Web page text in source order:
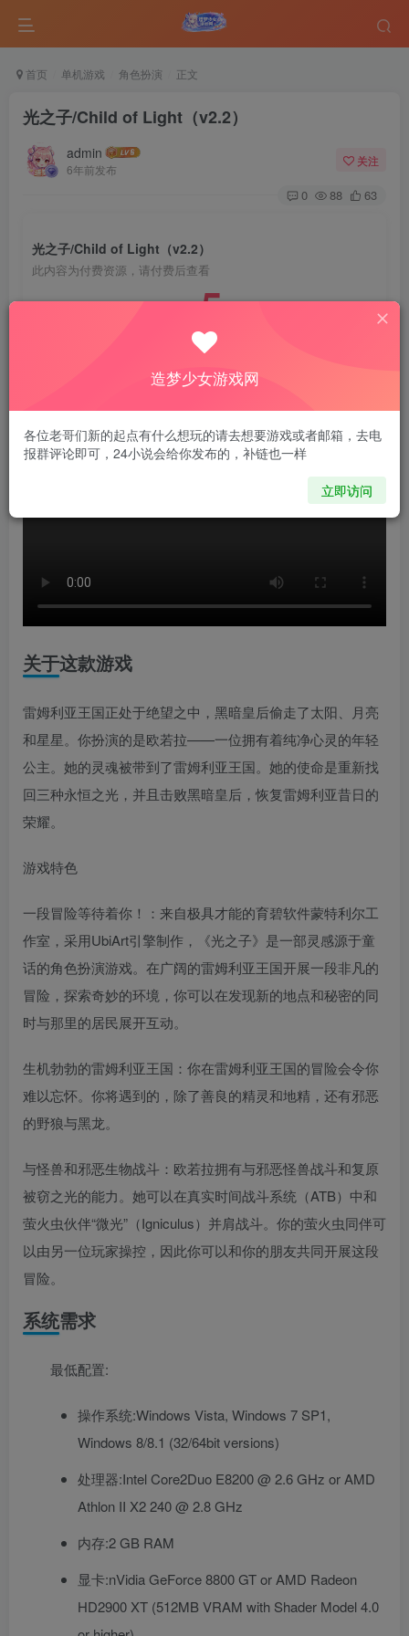
首页 单机游戏 角色扮演 正文
光之子/Child of Light（v2.2）
admin
6年前发布
关注
0 88 63
光之子/Child of Light（v2.2）
此内容为付费资源，请付费后查看
5
关于这款游戏
雷姆利亚王国正处于绝望之中，黑暗皇后偷走了太阳、月亮
和星星。你扮演的是欧若拉——一位拥有着纯净心灵的年轻
公主。她的灵魂被带到了雷姆利亚王国。她的使命是重新找
回三种永恒之光，并且击败黑暗皇后，恢复雷姆利亚昔日的
荣耀。
游戏特色
一段冒险等待着你！：来自极具才能的育碧软件蒙特利尔工
作室，采用UbiArt引擎制作，《光之子》是一部灵感源于童
话的角色扮演游戏。在广阔的雷姆利亚王国开展一段非凡的
冒险，探索奇妙的环境，你可以在发现新的地点和秘密的同
时与那里的居民展开互动。
生机勃勃的雷姆利亚王国：你在雷姆利亚王国的冒险会令你
难以忘怀。你将遇到的，除了善良的精灵和地精，还有邪恶
的野狼与黑龙。
与怪兽和邪恶生物战斗：欧若拉拥有与邪恶怪兽战斗和复原
被窃之光的能力。她可以在真实时间战斗系统（ATB）中和
萤火虫伙伴“微光”（Igniculus）并肩战斗。你的萤火虫同伴可
以由另一位玩家操控，因此你可以和你的朋友共同开展这段
冒险。
系统需求
最低配置:
操作系统:Windows Vista, Windows 7 SP1,
Windows 8/8.1 (32/64bit versions)
处理器:Intel Core2Duo E8200 @ 2.6 GHz or AMD
Athlon II X2 240 @ 2.8 GHz
内存:2 GB RAM
显卡:nVidia GeForce 8800 GT or AMD Radeon
HD2900 XT (512MB VRAM with Shader Model 4.0
造梦少女游戏网
各位老哥们新的起点有什么想玩的请去想要游戏或者邮箱，去电
报群评论即可，24小说会给你发布的，补链也一样
立即访问